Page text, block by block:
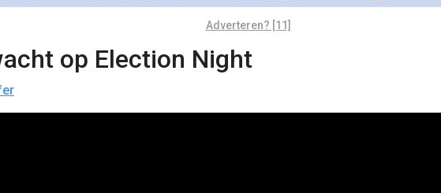
Adverteren? [11]
op Election Night